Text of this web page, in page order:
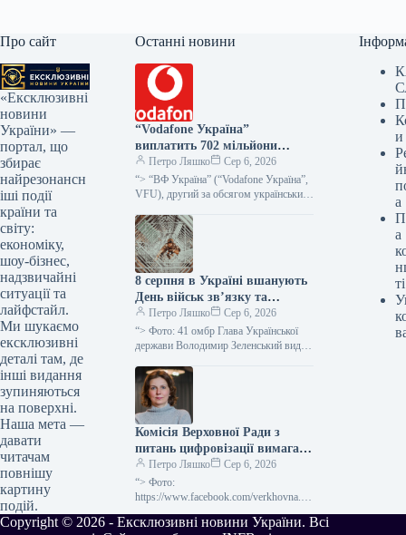
Про сайт
«Ексклюзивні
новини
України» —
портал, що
збирає
найрезонансн
іші події
країни та
світу:
економіку,
шоу-бізнес,
надзвичайні
ситуації та
лайфстайл.
Ми шукаємо
ексклюзивні
деталі там, де
інші видання
зупиняються
на поверхні.
Наша мета —
давати
читачам
повнішу
картину
подій.
Останні новини
“Vodafone Україна”
виплатить 702 мільйони
гривень дивідендів за
результатами 2025 року.
Петро Ляшко
Сер 6, 2026
“> “ВФ Україна” (“Vodafone Україна”,
VFU), другий за обсягом український
розподілить 702 млн грн дивідендів із
чистого…
8 серпня в Україні вшанують
День військ зв’язку та
кібербезпеки Збройних сил
Петро Ляшко
Сер 6, 2026
“> Фото: 41 омбр Глава Української
держави Володимир Зеленський видав
встановлено новий професійний
урочистий день –…
Комісія Верховної Ради з
питань цифровізації вимагає
від прем’єр-міністра
роз’яснень щодо призначення
відповідального міністра без
узгодження з народними
обранцями.
Петро Ляшко
Сер 6, 2026
“> Фото:
https://www.facebook.com/verkhovna.ra
da.ukraine/ Парламентський комітет з
питань цифровізації звернувся до
и
а
а
ті
Copyright © 2026 - Ексклюзивні новини України. Всі